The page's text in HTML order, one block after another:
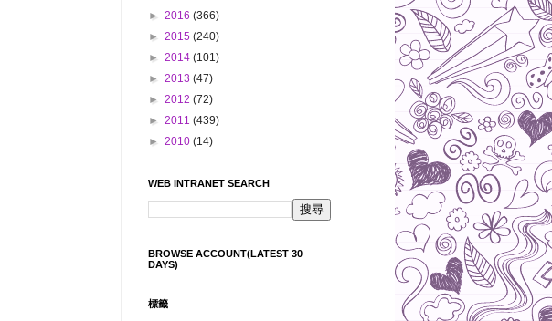
► 2016 (366)
► 2015 (240)
► 2014 (101)
► 2013 (47)
► 2012 (72)
► 2011 (439)
► 2010 (14)
WEB INTRANET SEARCH
BROWSE ACCOUNT(LATEST 30
DAYS)
標籤